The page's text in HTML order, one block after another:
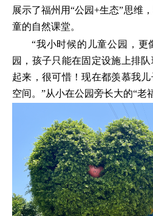
展示了福州用“公园+生态”思维
童的自然课堂。
“我小时候的儿童公园，更
园，孩子只能在固定设施上排
起来，很可惜！现在都羡慕我
空间。”从小在公园旁长大的“老